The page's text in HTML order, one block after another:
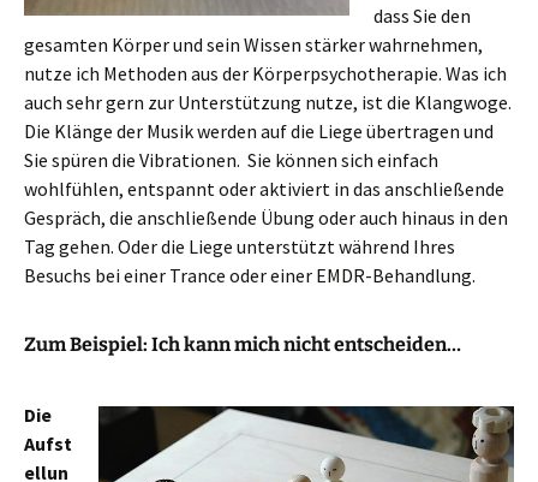
dass Sie den
gesamten Körper und sein Wissen stärker wahrnehmen,
nutze ich Methoden aus der Körperpsychotherapie. Was ich
auch sehr gern zur Unterstützung nutze, ist die Klangwoge.
Die Klänge der Musik werden auf die Liege übertragen und
Sie spüren die Vibrationen. Sie können sich einfach
wohlfühlen, entspannt oder aktiviert in das anschließende
Gespräch, die anschließende Übung oder auch hinaus in den
Tag gehen. Oder die Liege unterstützt während Ihres
Besuchs bei einer Trance oder einer EMDR-Behandlung.
Zum Beispiel: Ich kann mich nicht entscheiden…
Die
Aufst
ellun